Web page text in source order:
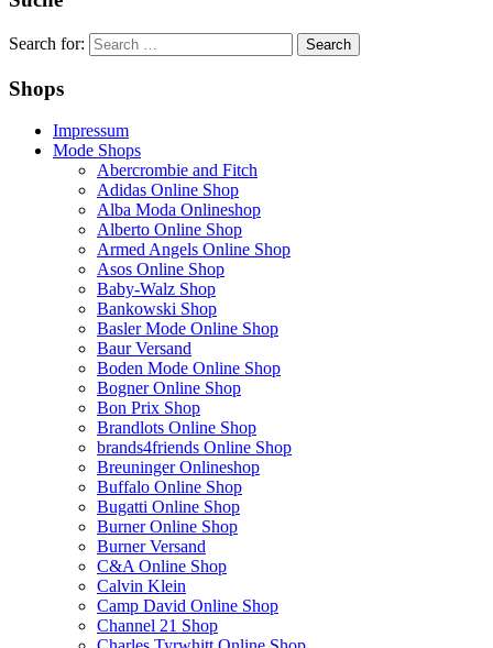
Search for:
Shops
Impressum
Mode Shops
Abercrombie and Fitch
Adidas Online Shop
Alba Moda Onlineshop
Alberto Online Shop
Armed Angels Online Shop
Asos Online Shop
Baby-Walz Shop
Bankowski Shop
Basler Mode Online Shop
Baur Versand
Boden Mode Online Shop
Bogner Online Shop
Bon Prix Shop
Brandlots Online Shop
brands4friends Online Shop
Breuninger Onlineshop
Buffalo Online Shop
Bugatti Online Shop
Burner Online Shop
Burner Versand
C&A Online Shop
Calvin Klein
Camp David Online Shop
Channel 21 Shop